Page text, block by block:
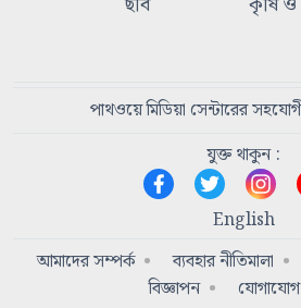
পাথওয়ে মিডিয়া সেন্টারের
যুক্ত থাকুন :
English
আমাদের সম্পর্ক
ব্যবহার নীতিমালা
বিজ্ঞাপন
যোগাযোগ